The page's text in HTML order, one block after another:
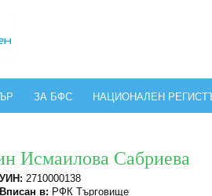
ЗА БФС НАЦИОНАЛЕН
Исмаилова Сабриева
УИН: 2710000138
Вписан в: РФК Търговище